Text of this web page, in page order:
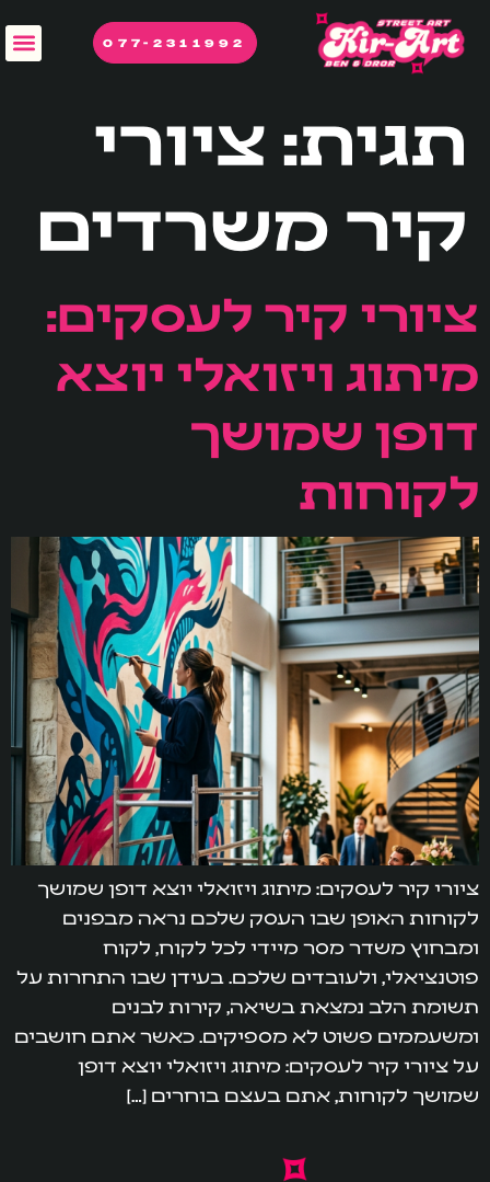
לתוכן
077-2311992
תגית: ציורי
קיר משרדים
ציורי קיר לעסקים:
מיתוג ויזואלי יוצא
דופן שמושך
לקוחות
ציורי קיר לעסקים: מיתוג ויזואלי יוצא דופן שמושך
לקוחות האופן שבו העסק שלכם נראה מבפנים
ומבחוץ משדר מסר מיידי לכל לקוח, לקוח
פוטנציאלי, ולעובדים שלכם. בעידן שבו התחרות על
תשומת הלב נמצאת בשיאה, קירות לבנים
ומשעממים פשוט לא מספיקים. כאשר אתם חושבים
על ציורי קיר לעסקים: מיתוג ויזואלי יוצא דופן
שמושך לקוחות, אתם בעצם בוחרים […]